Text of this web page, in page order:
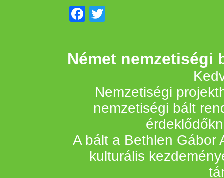
Facebook
Német nemzetiségi
Nemzetiségi
nemzetiségi bált
A bált a Bethlen Gábor
kulturális